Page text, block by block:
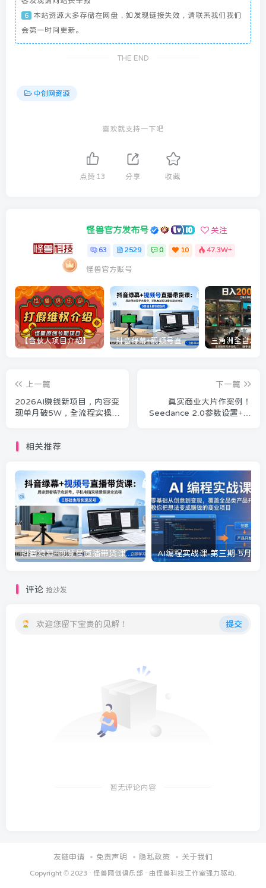
6
本站资源大多存储在网盘，如发现链接失效，请联系我们我们
会第一时间更新。
THE END
中创网资源
喜欢就支持一下吧
点赞 13 分享 收藏
怪兽官方发布号 关注
63 2529 0 10 47.3W+
怪兽官方账号
【合伙人项目介绍】打假维权项目介绍 抖音绿幕+视频号直播带货课：居家照着稿子念起号，手机电脑双场景搭建全流程
上一篇
2026AI赚钱新项目，内容变
现单月破5W，全流程实操
下一篇
真实商业大片作案例！
Seedance 2.0参数设置+后
相关推荐
抖音绿幕+视频号直播带货课：居家照着稿子念起号，手机电脑双场景搭建全流程
评论 抢沙发
欢迎您留下宝贵的见解！ 提交
暂无评论内容
友链申请 免责声明 隐私政策 关于我们
Copyright © 2023 · 怪兽网创俱乐部 · 由怪兽科技工作室强力驱动.